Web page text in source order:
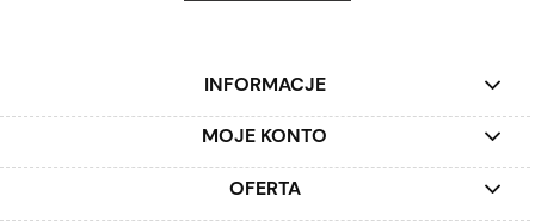
INFORMACJE
MOJE KONTO
OFERTA